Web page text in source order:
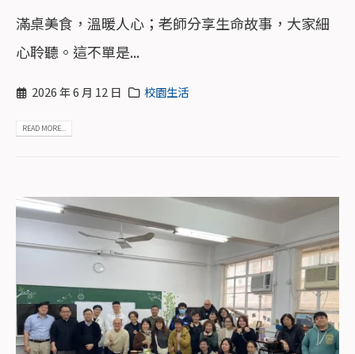
滿桌美食，溫暖人心；老師分享生命故事，大家細
心聆聽。這不單是...
2026 年 6 月 12 日 校園生活
READ MORE...